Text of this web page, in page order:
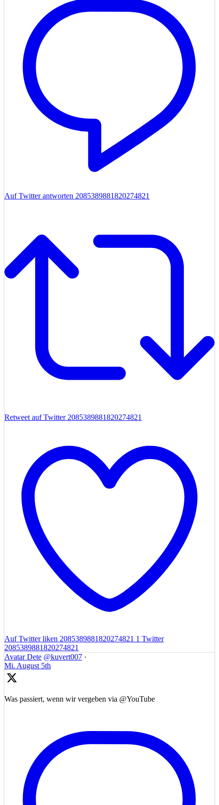
Auf Twitter antworten 2085389881820274821
Retweet auf Twitter 2085389881820274821
Auf Twitter liken 2085389881820274821 1 Twitter
2085389881820274821
Avatar Dete @kuvert007 ·
Mi. August 5th
Was passiert, wenn wir vergeben via @YouTube